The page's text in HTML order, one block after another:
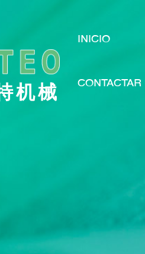
INICIO
CONTACTAR